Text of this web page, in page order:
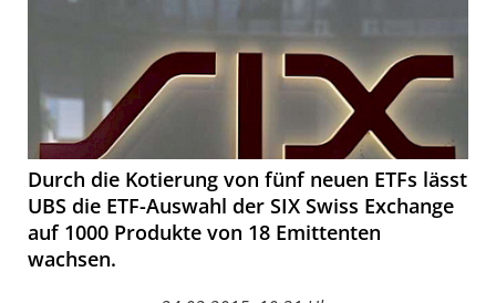
Durch die Kotierung von fünf neuen ETFs lässt
UBS die ETF-Auswahl der SIX Swiss Exchange
auf 1000 Produkte von 18 Emittenten
wachsen.